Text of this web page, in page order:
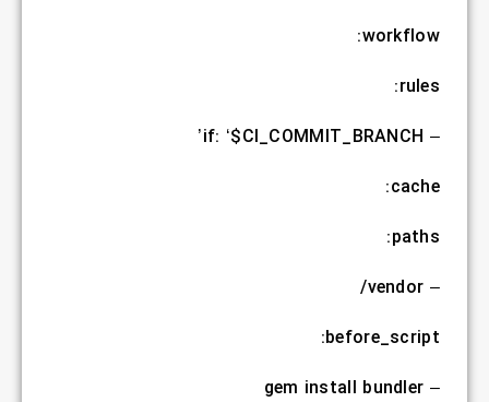
workflow:
rules:
– if: ‘$CI_COMMIT_BRANCH’
cache:
paths:
– vendor/
before_script:
– gem install bundler